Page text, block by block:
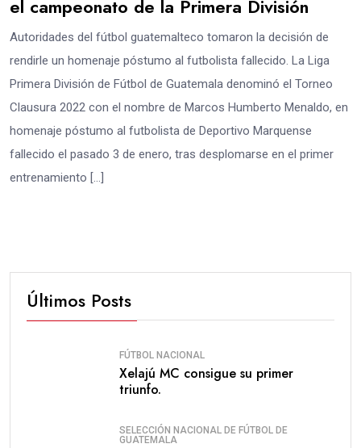
el campeonato de la Primera División
Autoridades del fútbol guatemalteco tomaron la decisión de
rendirle un homenaje póstumo al futbolista fallecido. La Liga
Primera División de Fútbol de Guatemala denominó el Torneo
Clausura 2022 con el nombre de Marcos Humberto Menaldo, en
homenaje póstumo al futbolista de Deportivo Marquense
fallecido el pasado 3 de enero, tras desplomarse en el primer
entrenamiento […]
Últimos Posts
FÚTBOL NACIONAL
Xelajú MC consigue su primer
triunfo.
SELECCIÓN NACIONAL DE FÚTBOL DE
GUATEMALA